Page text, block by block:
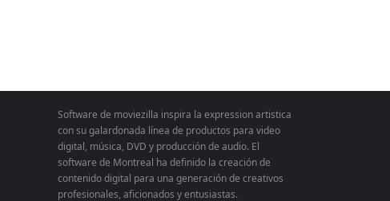
Software de moviezilla inspira la expression artistica
con su galardonada línea de productos para video
digital, música, DVD y producción de audio. El
software de Montreal ha definido la creación de
contenido digital para una generación de creativos
profesionales, aficionados y entusiastas.